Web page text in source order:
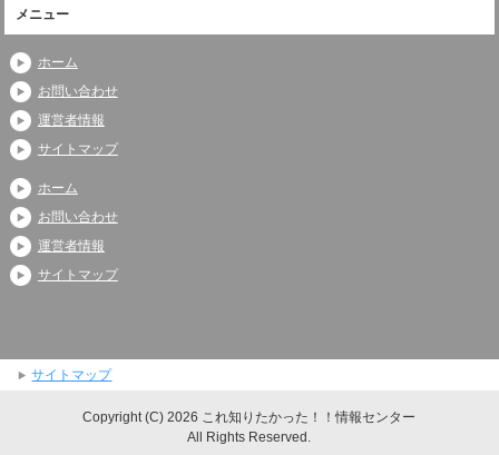
メニュー
ホーム
お問い合わせ
運営者情報
サイトマップ
ホーム
お問い合わせ
運営者情報
サイトマップ
サイトマップ
Copyright (C) 2026 これ知りたかった！！情報センター
All Rights Reserved.